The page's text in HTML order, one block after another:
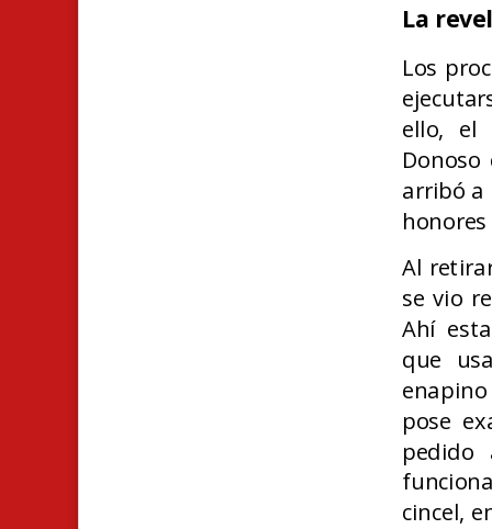
La
Los
ello, el
arribó a
Al
se vio
Ahí
que
pose
pedido
cincel,